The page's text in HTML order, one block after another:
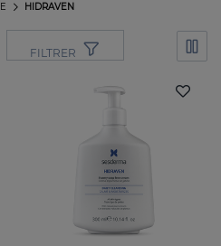
HIDRAVEN
FILTRER